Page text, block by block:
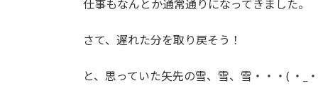
:
仕事もなんとか通常通りになってきました。
さて、遅れた分を取り戻そう！
と、思っていた矢先の雪、雪、雪・・・( ・_